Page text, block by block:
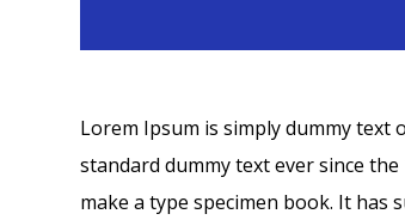
Lorem Ipsum is simply dummy
standard dummy text ever since
make a type specimen book. It